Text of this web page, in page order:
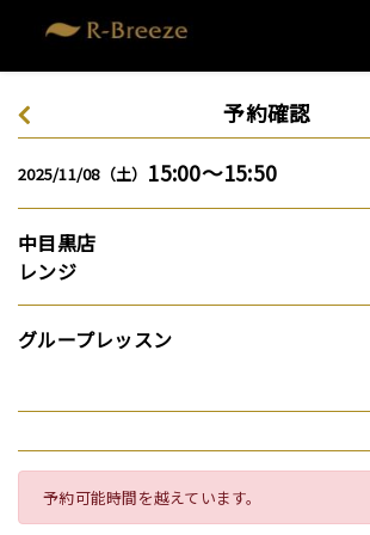
予約確認
2025/11/08（土） 15:00～15:50
中目黒店
レンジ
グループレッスン
予約可能時間を越えています。